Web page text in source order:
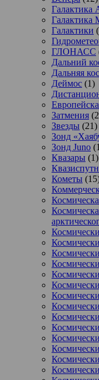
Галактика
Галактика
Галактики
ГЛОНАСС
Дальний
Дальняя
Деймос (1)
Затмения
Звезды (21)
Зонд
Зонд Juno
Квазары (1)
Кометы